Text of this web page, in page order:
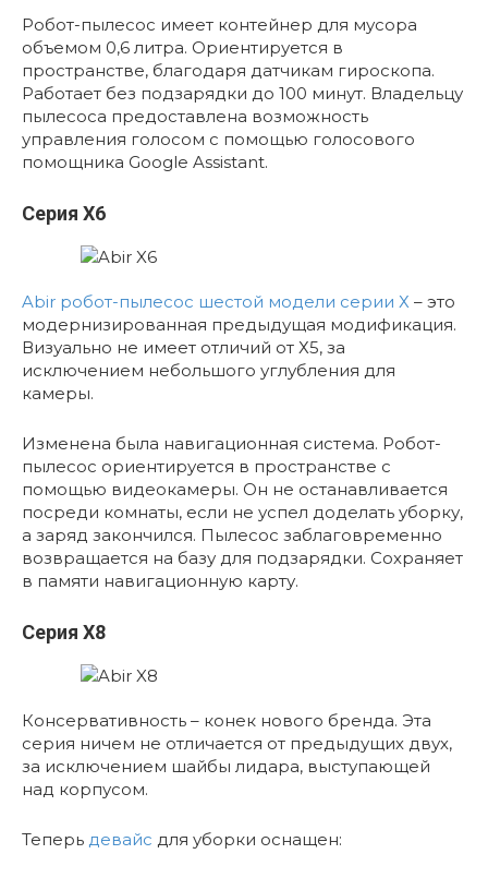
Робот-пылесос имеет контейнер для мусора
объемом 0,6 литра. Ориентируется в
пространстве, благодаря датчикам гироскопа.
Работает без подзарядки до 100 минут. Владельцу
пылесоса предоставлена возможность
управления голосом с помощью голосового
помощника Google Assistant.
Серия X6
Abir робот-пылесос шестой модели серии Х – это
модернизированная предыдущая модификация.
Визуально не имеет отличий от Х5, за
исключением небольшого углубления для
камеры.
Изменена была навигационная система. Робот-
пылесос ориентируется в пространстве с
помощью видеокамеры. Он не останавливается
посреди комнаты, если не успел доделать уборку,
а заряд закончился. Пылесос заблаговременно
возвращается на базу для подзарядки. Сохраняет
в памяти навигационную карту.
Серия X8
Консервативность – конек нового бренда. Эта
серия ничем не отличается от предыдущих двух,
за исключением шайбы лидара, выступающей
над корпусом.
Теперь девайс для уборки оснащен: